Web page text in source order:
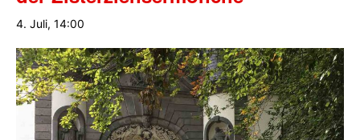
4. Juli, 14:00